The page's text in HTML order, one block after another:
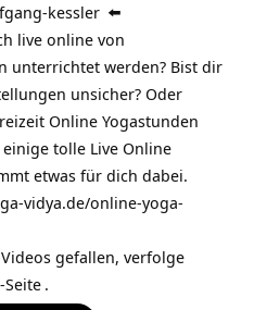
kessler ⬅️
live online von
unterrichtet werden? Bist dir
unsicher? Oder
Online Yogastunden
tolle Live Online
etwas für dich dabei.
vidya.de/online-yoga-
gefallen, verfolge
Seite .